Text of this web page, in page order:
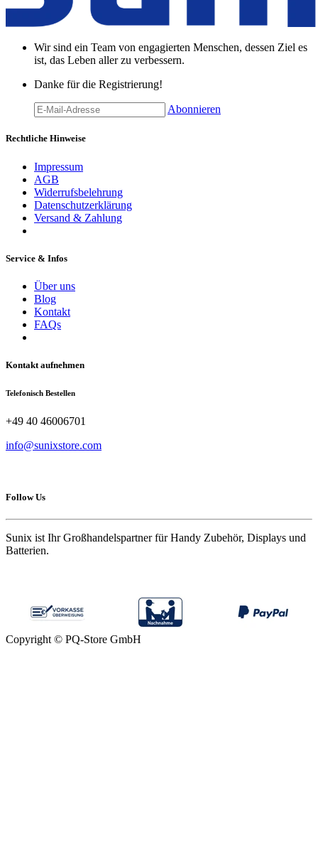
Wir sind ein Team von engagierten Menschen, dessen Ziel es
ist, das Leben aller zu verbessern.
Danke für die Registrierung!
Abonnieren
Rechtliche Hinweise
Impressum
AGB
Widerrufsbelehrung
Datenschutzerklärung
Versand & Zahlung
Service & Infos
Über uns
Blog
Kontakt
FAQs
Kontakt aufnehmen
Telefonisch Bestellen
+49 40 46006701
info@sunixstore.com
Follow Us
Sunix ist Ihr Großhandelspartner für Handy Zubehör, Displays und
Batterien.
Copyright © PQ-Store GmbH